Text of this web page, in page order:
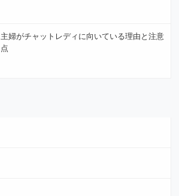
主婦がチャットレディに向いている理由と注意
点